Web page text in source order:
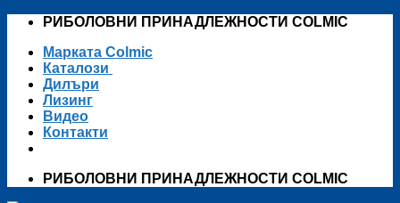
Skip
content
РИБОЛОВНИ ПРИНАДЛЕЖНОСТИ COLMIC
Марката Colmic
Каталози
Дилъри
Лизинг
Видео
Контакти
РИБОЛОВНИ ПРИНАДЛЕЖНОСТИ COLMIC